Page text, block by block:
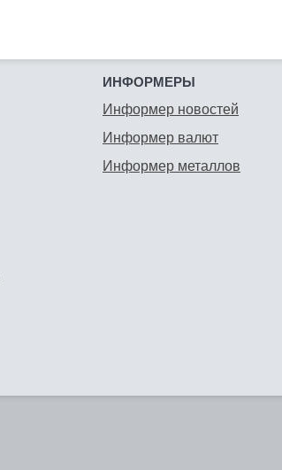
ИНФОРМЕРЫ
Информер новостей
Информер валют
Информер металлов